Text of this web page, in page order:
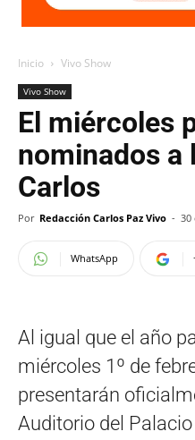
Inicio Vivo Show
Vivo Show
El miércoles
nominados a
Carlos
Por Redacción Carlos Paz Vivo - 30
WhatsApp
Al igual que el año
miércoles 1º de
presentarán
Auditorio del